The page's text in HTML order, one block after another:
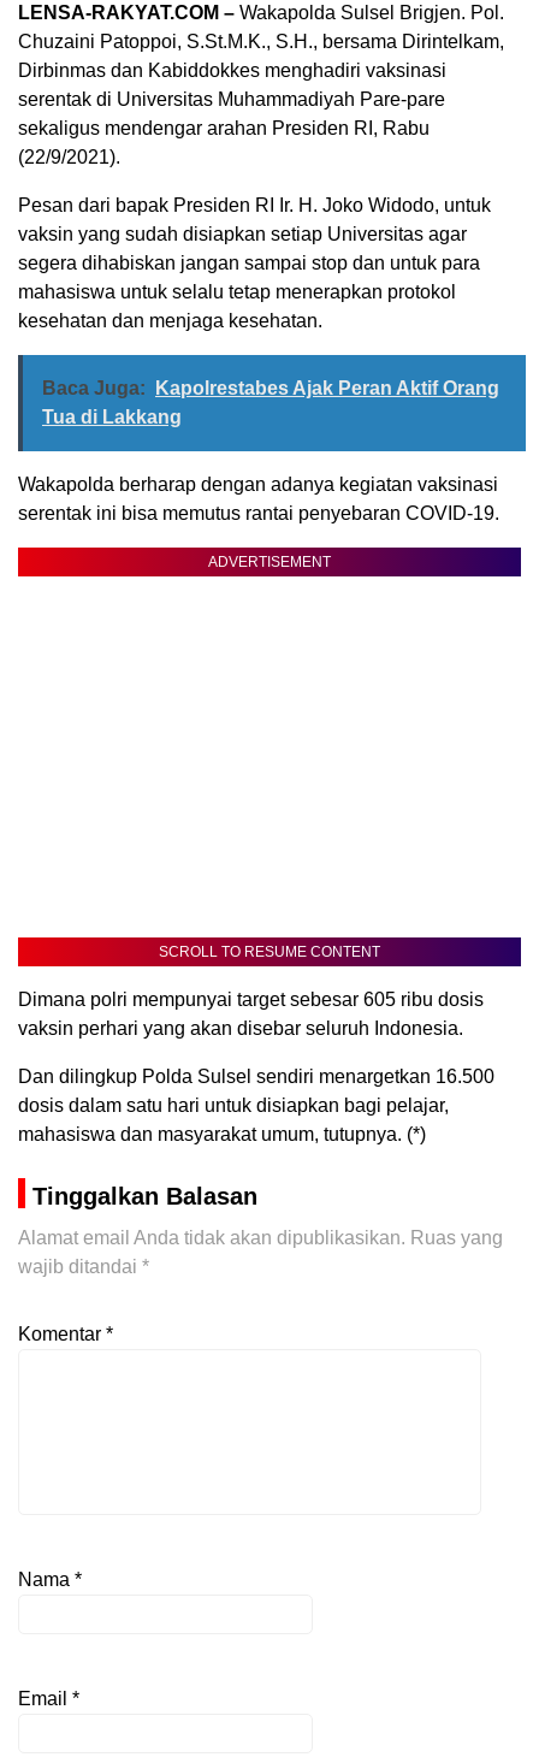
LENSA-RAKYAT.COM – Wakapolda Sulsel Brigjen. Pol.
Chuzaini Patoppoi, S.St.M.K., S.H., bersama Dirintelkam,
Dirbinmas dan Kabiddokkes menghadiri vaksinasi
serentak di Universitas Muhammadiyah Pare-pare
sekaligus mendengar arahan Presiden RI, Rabu
(22/9/2021).
Pesan dari bapak Presiden RI Ir. H. Joko Widodo, untuk
vaksin yang sudah disiapkan setiap Universitas agar
segera dihabiskan jangan sampai stop dan untuk para
mahasiswa untuk selalu tetap menerapkan protokol
kesehatan dan menjaga kesehatan.
Baca Juga:
Kapolrestabes Ajak Peran Aktif Orang
Tua di Lakkang
Wakapolda berharap dengan adanya kegiatan vaksinasi
serentak ini bisa memutus rantai penyebaran COVID-19.
ADVERTISEMENT
SCROLL TO RESUME CONTENT
Dimana polri mempunyai target sebesar 605 ribu dosis
vaksin perhari yang akan disebar seluruh Indonesia.
Dan dilingkup Polda Sulsel sendiri menargetkan 16.500
dosis dalam satu hari untuk disiapkan bagi pelajar,
mahasiswa dan masyarakat umum, tutupnya. (*)
Tinggalkan Balasan
Alamat email Anda tidak akan dipublikasikan. Ruas yang
wajib ditandai *
Komentar *
Nama *
Email *